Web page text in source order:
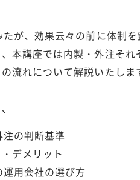
たが、効果云々の前に体
本講座では内製・外注そ
流れについて解説いたしま
注の判断基準
デメリット
用会社の選び方